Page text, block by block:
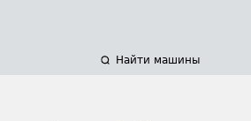
Найти машины